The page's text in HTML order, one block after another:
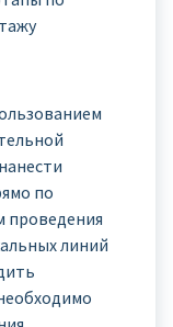
по
проведения
линий